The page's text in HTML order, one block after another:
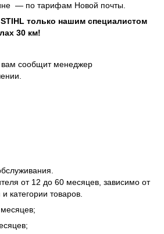
— по тарифам Новой почты.
только нашим специалистом
30 км!
вам сообщит менеджер
от 12 до 60 месяцев, зависимо от
категории товаров.